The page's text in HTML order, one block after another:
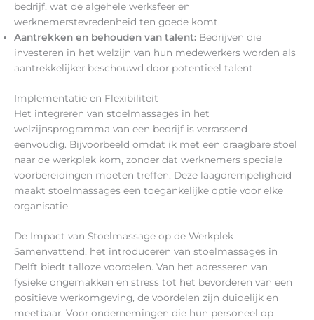
bedrijf, wat de algehele werksfeer en
werknemerstevredenheid ten goede komt.
Aantrekken en behouden van talent: Bedrijven die
investeren in het welzijn van hun medewerkers worden als
aantrekkelijker beschouwd door potentieel talent.
Implementatie en Flexibiliteit
Het integreren van stoelmassages in het
welzijnsprogramma van een bedrijf is verrassend
eenvoudig. Bijvoorbeeld omdat ik met een draagbare stoel
naar de werkplek kom, zonder dat werknemers speciale
voorbereidingen moeten treffen. Deze laagdrempeligheid
maakt stoelmassages een toegankelijke optie voor elke
organisatie.
De Impact van Stoelmassage op de Werkplek
Samenvattend, het introduceren van stoelmassages in
Delft biedt talloze voordelen. Van het adresseren van
fysieke ongemakken en stress tot het bevorderen van een
positieve werkomgeving, de voordelen zijn duidelijk en
meetbaar. Voor ondernemingen die hun personeel op